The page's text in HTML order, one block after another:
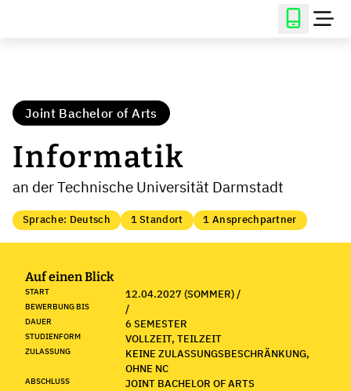
Joint Bachelor of Arts
Informatik
an der Technische Universität Darmstadt
Sprache: Deutsch 1 Standort 1 Ansprechpartner
Auf einen Blick
START 12.04.2027 (SOMMER) /
BEWERBUNG BIS /
DAUER 6 SEMESTER
STUDIENFORM VOLLZEIT, TEILZEIT
ZULASSUNG
KEINE ZULASSUNGSBESCHRÄNKUNG,
OHNE NC
ABSCHLUSS JOINT BACHELOR OF ARTS